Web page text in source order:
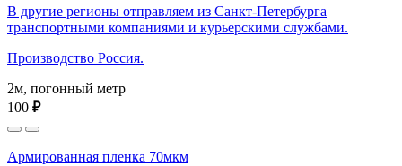
В другие регионы отправляем из Санкт-Петербурга
транспортными компаниями и курьерскими службами.
Производство Россия.
2м, погонный метр
100 ₽
Армированная пленка 70мкм